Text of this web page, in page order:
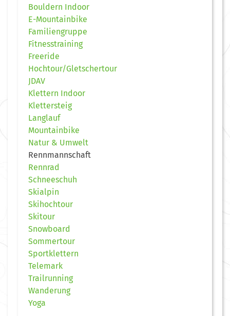
Bouldern Indoor
E-Mountainbike
Familiengruppe
Fitnesstraining
Freeride
Hochtour/Gletschertour
JDAV
Klettern Indoor
Klettersteig
Langlauf
Mountainbike
Natur & Umwelt
Rennmannschaft
Rennrad
Schneeschuh
Skialpin
Skihochtour
Skitour
Snowboard
Sommertour
Sportklettern
Telemark
Trailrunning
Wanderung
Yoga